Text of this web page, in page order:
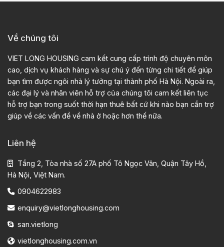
Về chúng tôi
VIET LONG HOUSING cam kết cung cấp trình độ chuyên môn
cao, dịch vụ khách hàng và sự chú ý đến từng chi tiết để giúp
bạn tìm được ngôi nhà lý tưởng tại thành phố Hà Nội. Ngoài ra,
các đại lý và nhân viên hỗ trợ của chúng tôi cam kết liên tục
hỗ trợ bạn trong suốt thời hạn thuê bất cứ khi nào bạn cần trợ
giúp về các vấn đề về nhà ở hoặc hơn thế nữa.
Liên hệ
Tầng 2, Tòa nhà số 27A phố Tô Ngọc Vân, Quận Tây Hồ,
Hà Nội, Việt Nam.
0904622983
enquiry@vietlonghousing.com
san.vietlong
vietlonghousing.com.vn